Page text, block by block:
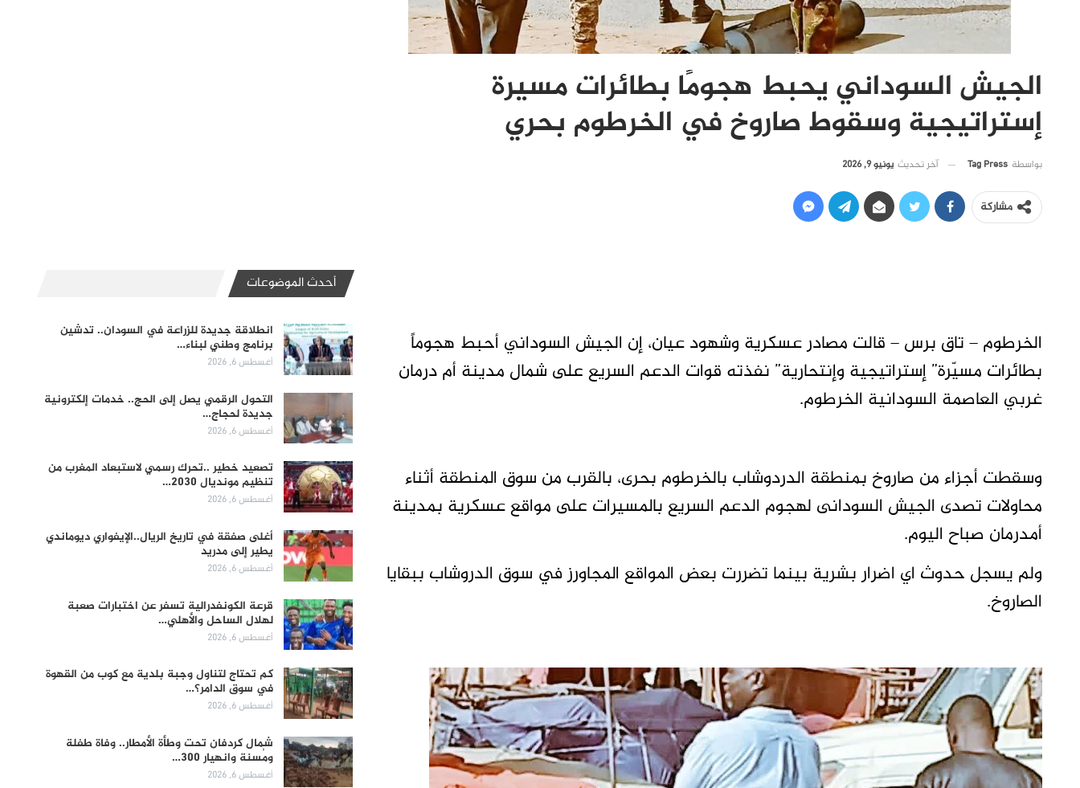
الجيش السوداني يحبط هجومًا بطائرات مسيرة
إستراتيجية وسقوط صاروخ في الخرطوم بحري
بواسطة Tag Press آخر تحديث يونيو 9, 2026
مشاركة
الخرطوم – تاق برس – قالت مصادر عسكرية وشهود عيان، إن الجيش السوداني أحبط هجوماً
بطائرات مسيّرة” إستراتيجية وإنتحارية” نفذته قوات الدعم السريع على شمال مدينة أم درمان
غربي العاصمة السودانية الخرطوم.
وسقطت أجزاء من صاروخ بمنطقة الدردوشاب بالخرطوم بحرى، بالقرب من سوق المنطقة أثناء
محاولات تصدى الجيش السودانى لهجوم الدعم السريع بالمسيرات على مواقع عسكرية بمدينة
أمدرمان صباح اليوم.
ولم يسجل حدوث اي اضرار بشرية بينما تضررت بعض المواقع المجاورز في سوق الدروشاب ببقايا
الصاروخ.
أحدث الموضوعات
انطلاقة جديدة للزراعة في السودان.. تدشين
برنامج وطني لبناء…
أغسطس 6, 2026
التحول الرقمي يصل إلى الحج.. خدمات إلكترونية
جديدة لحجاج…
أغسطس 6, 2026
تصعيد خطير ..تحرك رسمي لاستبعاد المغرب من
تنظيم مونديال 2030…
أغسطس 6, 2026
أغلى صفقة في تاريخ الريال..الإيفواري ديوماندي
يطير إلى مدريد
أغسطس 6, 2026
قرعة الكونفدرالية تسفر عن اختبارات صعبة
لهلال الساحل والأهلي…
أغسطس 6, 2026
كم تحتاج لتناول وجبة بلدية مع كوب من القهوة
في سوق الدامر؟…
أغسطس 6, 2026
شمال كردفان تحت وطأة الأمطار.. وفاة طفلة
ومُسنة وانهيار 300…
أغسطس 6, 2026